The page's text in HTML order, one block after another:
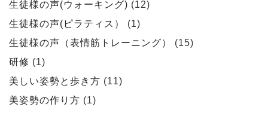
生徒様の声(ウォーキング) (12)
生徒様の声(ピラティス）
(1)
生徒様の声（表情筋トレーニング）
(15)
研修 (1)
美しい姿勢と歩き方 (11)
美姿勢の作り方 (1)